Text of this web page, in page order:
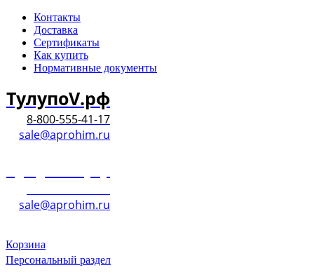
Контакты
Доставка
Сертификаты
Как купить
Нормативные документы
ТулупоV.рф
8-800-555-41-17
sale@aprohim.ru
sale@aprohim.ru
Корзина
Персональный раздел